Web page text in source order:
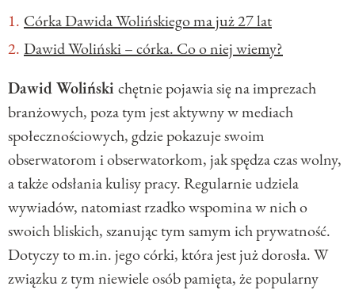
Córka Dawida Wolińskiego ma już 27 lat
Dawid Woliński – córka. Co o niej wiemy?
Dawid Woliński chętnie pojawia się na imprezach
branżowych, poza tym jest aktywny w mediach
społecznościowych, gdzie pokazuje swoim
obserwatorom i obserwatorkom, jak spędza czas wolny,
a także odsłania kulisy pracy. Regularnie udziela
wywiadów, natomiast rzadko wspomina w nich o
swoich bliskich, szanując tym samym ich prywatność.
Dotyczy to m.in. jego córki, która jest już dorosła. W
związku z tym niewiele osób pamięta, że popularny